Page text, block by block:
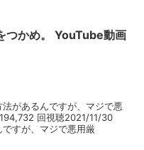
つかめ。 YouTube動画
があるんですが、マジで悪
回視聴2021/11/30
ですが、マジで悪用厳